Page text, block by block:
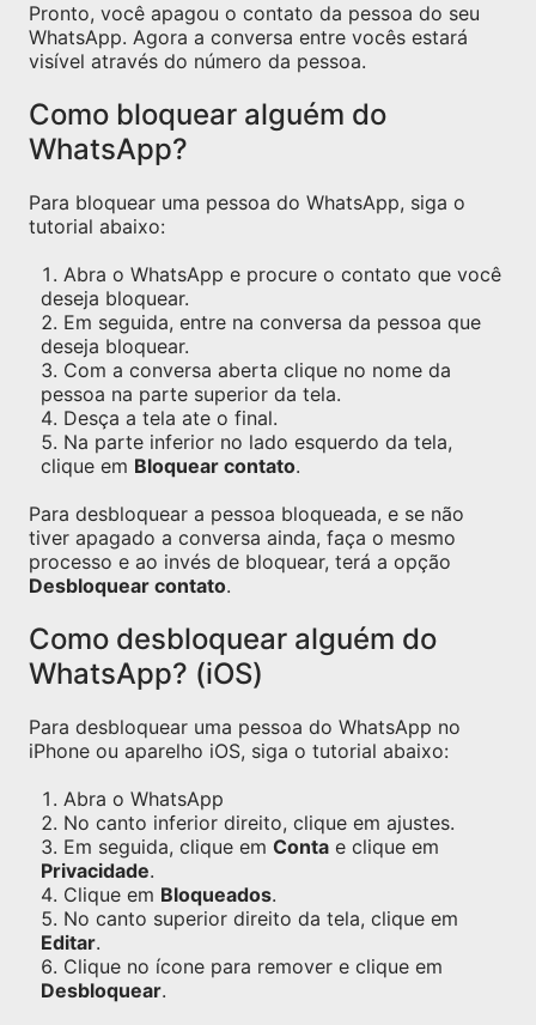
Pronto, você apagou o contato da pessoa do seu
WhatsApp. Agora a conversa entre vocês estará
visível através do número da pessoa.
Como bloquear alguém do
WhatsApp?
Para bloquear uma pessoa do WhatsApp, siga o
tutorial abaixo:
Abra o WhatsApp e procure o contato que você
deseja bloquear.
Em seguida, entre na conversa da pessoa que
deseja bloquear.
Com a conversa aberta clique no nome da
pessoa na parte superior da tela.
Desça a tela ate o final.
Na parte inferior no lado esquerdo da tela,
clique em Bloquear contato.
Para desbloquear a pessoa bloqueada, e se não
tiver apagado a conversa ainda, faça o mesmo
processo e ao invés de bloquear, terá a opção
Desbloquear contato.
Como desbloquear alguém do
WhatsApp? (iOS)
Para desbloquear uma pessoa do WhatsApp no
iPhone ou aparelho iOS, siga o tutorial abaixo:
Abra o WhatsApp
No canto inferior direito, clique em ajustes.
Em seguida, clique em Conta e clique em
Privacidade.
Clique em Bloqueados.
No canto superior direito da tela, clique em
Editar.
Clique no ícone para remover e clique em
Desbloquear.